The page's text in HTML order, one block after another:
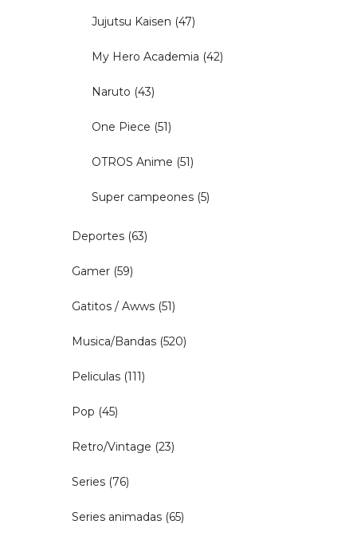
Jujutsu Kaisen (47)
My Hero Academia (42)
Naruto (43)
One Piece (51)
OTROS Anime (51)
Super campeones (5)
Deportes (63)
Gamer (59)
Gatitos / Awws (51)
Musica/Bandas (520)
Peliculas (111)
Pop (45)
Retro/Vintage (23)
Series (76)
Series animadas (65)